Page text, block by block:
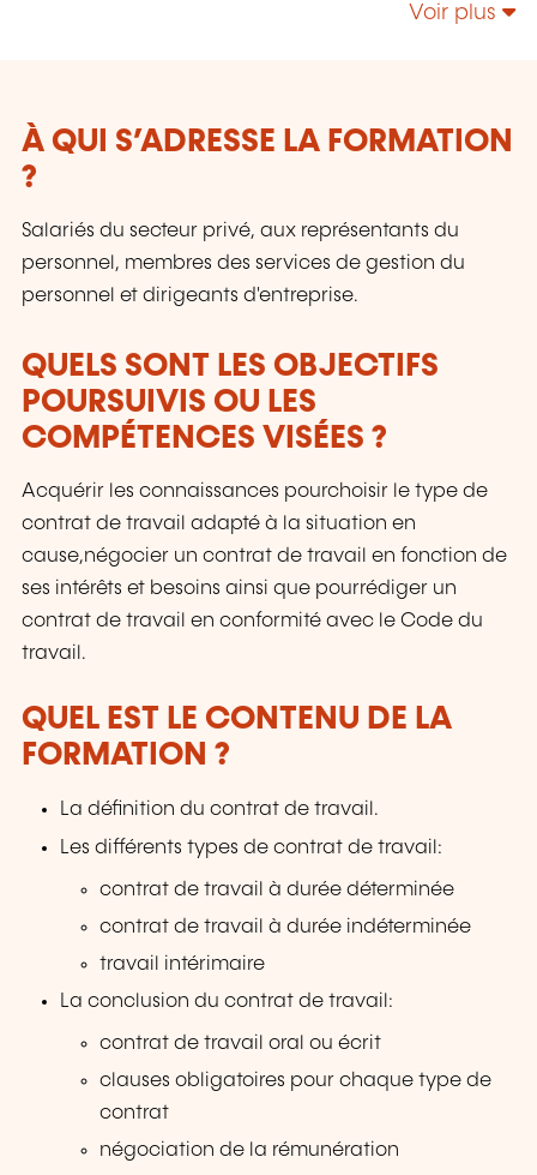
approprié pour maîtriser un environnement de
parcours professionnels. Le LLLC propose une
panoplie importante de formations: des cours
du soir; des séminaires, qui peuvent être
adaptés sur mesure selon les besoins des
entreprises; des formations universitaires; des
formations spécialisées; des formations pour
seniors; des certifications professionnelles.
Voir plus
À QUI S’ADRESSE LA FORMATION
?
Salariés du secteur privé, aux représentants du
personnel, membres des services de gestion du
personnel et dirigeants d'entreprise.
QUELS SONT LES OBJECTIFS
POURSUIVIS OU LES
COMPÉTENCES VISÉES ?
Acquérir les connaissances pourchoisir le type de
contrat de travail adapté à la situation en
cause,négocier un contrat de travail en fonction de
ses intérêts et besoins ainsi que pourrédiger un
contrat de travail en conformité avec le Code du
travail.
QUEL EST LE CONTENU DE LA
FORMATION ?
La définition du contrat de travail.
Les différents types de contrat de travail:
contrat de travail à durée déterminée
contrat de travail à durée indéterminée
travail intérimaire
La conclusion du contrat de travail:
contrat de travail oral ou écrit
clauses obligatoires pour chaque type de
contrat
négociation de la rémunération